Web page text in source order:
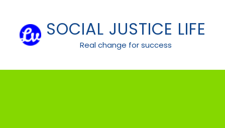
content
SOCIAL JUSTICE LIFE
Real change for success